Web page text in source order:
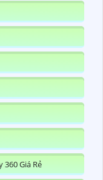
Giá Rẻ